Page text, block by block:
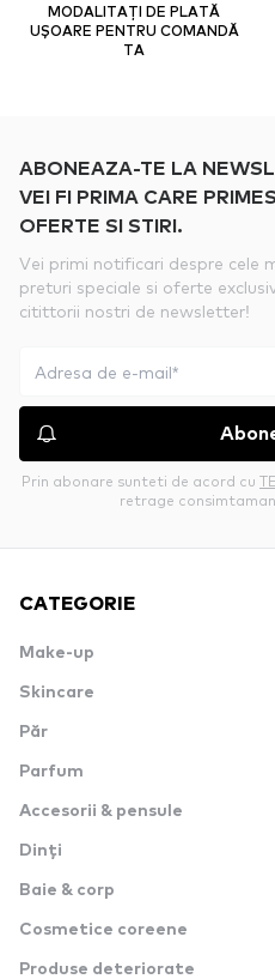
MODALITAȚI DE PLATĂ
UȘOARE PENTRU COMANDĂ
TA
ABONEAZA-TE LA
VEI FI PRIMA CARE
OFERTE SI STIRI.
Vei primi notificari despre cele
preturi speciale si oferte
citittorii nostri de newsletter!
Prin abonare sunteti de acord cu
retrage
CATEGORIE
Make-up
Skincare
Păr
Parfum
Accesorii & pensule
Dinți
Baie & corp
Cosmetice coreene
Produse deteriorate